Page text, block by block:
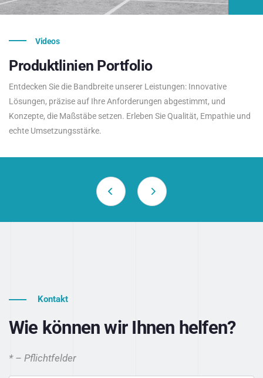
Videos
Produktlinien Portfolio
Entdecken Sie die Bandbreite unserer Leistungen: Innovative
Lösungen, präzise auf Ihre Anforderungen abgestimmt, und
Konzepte, die Maßstäbe setzen. Erleben Sie Qualität, Empathie und
echte Umsetzungsstärke.
Kontakt
Wie können wir Ihnen helfen?
* – Pflichtfelder